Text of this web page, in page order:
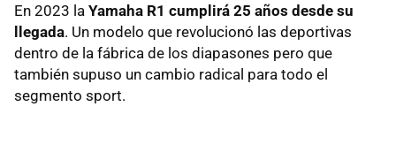
En 2023 la Yamaha R1 cumplirá 25 años desde su
llegada. Un modelo que revolucionó las deportivas
dentro de la fábrica de los diapasones pero que
también supuso un cambio radical para todo el
segmento sport.